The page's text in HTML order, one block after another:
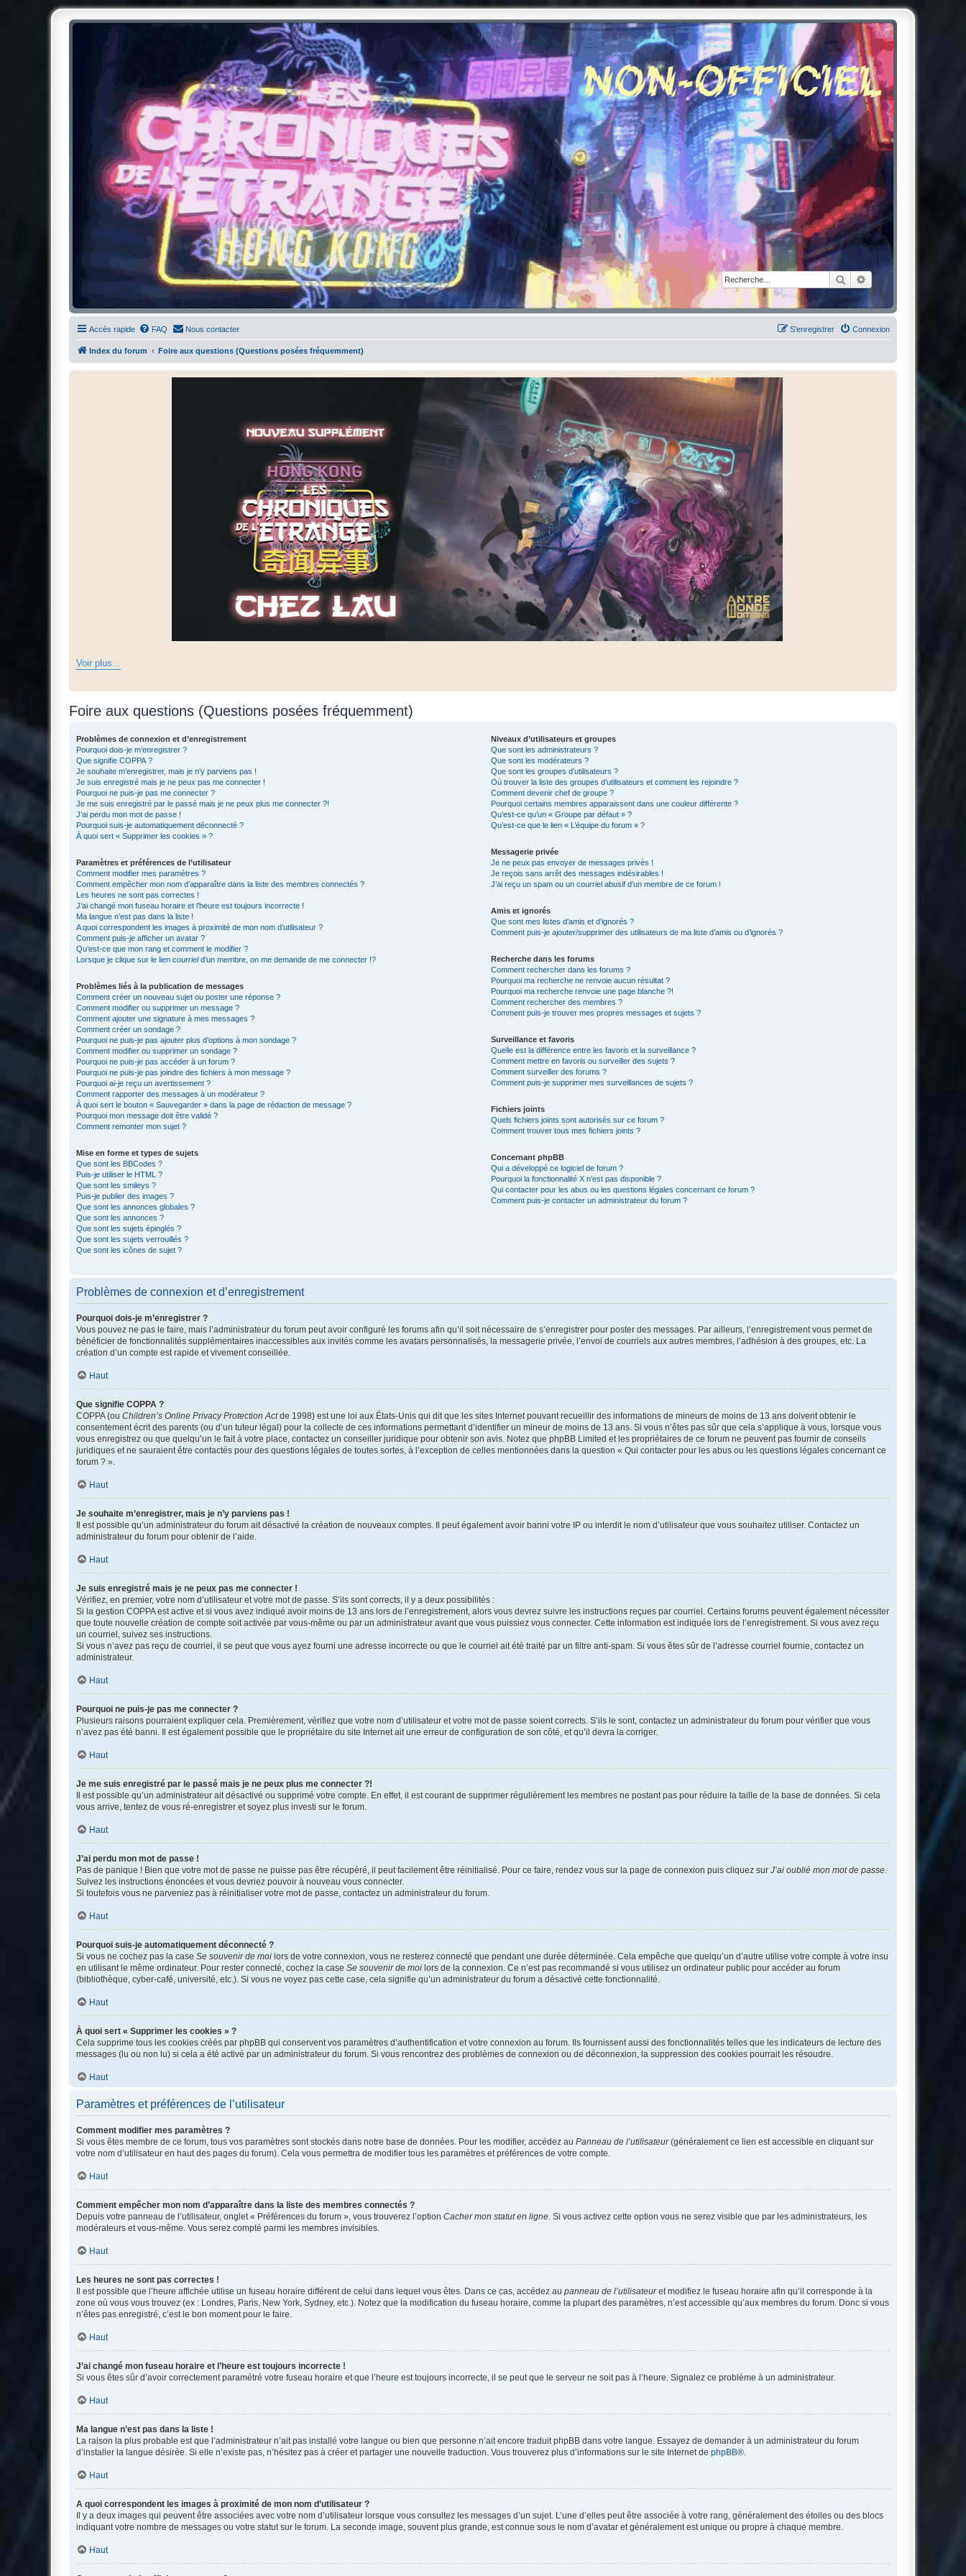
RechercherRecherche avancée
Chroniques de l'Étrange NO
Pour les amateurs des Chroniques de l'Étrange
Accès rapide FAQ Nous contacter Connexion
S’enregistrer
Index du forum Foire aux questions (Questions posées fréquemment)
Voir plus...
Foire aux questions (Questions posées fréquemment)
Problèmes de connexion et d’enregistrement
Pourquoi dois-je m’enregistrer ?
Que signifie COPPA ?
Je souhaite m’enregistrer, mais je n’y parviens pas !
Je suis enregistré mais je ne peux pas me connecter !
Pourquoi ne puis-je pas me connecter ?
Je me suis enregistré par le passé mais je ne peux plus me connecter ?!
J’ai perdu mon mot de passe !
Pourquoi suis-je automatiquement déconnecté ?
À quoi sert « Supprimer les cookies » ?
Paramètres et préférences de l’utilisateur
Comment modifier mes paramètres ?
Comment empêcher mon nom d’apparaître dans la liste des membres connectés ?
Les heures ne sont pas correctes !
J’ai changé mon fuseau horaire et l’heure est toujours incorrecte !
Ma langue n’est pas dans la liste !
A quoi correspondent les images à proximité de mon nom d’utilisateur ?
Comment puis-je afficher un avatar ?
Qu’est-ce que mon rang et comment le modifier ?
Lorsque je clique sur le lien courrield’un membre, on me demande de me connecter !?
Problèmes liés à la publication de messages
Comment créer un nouveau sujet ou poster une réponse ?
Comment modifier ou supprimer un message ?
Comment ajouter une signature à mes messages ?
Comment créer un sondage ?
Pourquoi ne puis-je pas ajouter plus d’options à mon sondage ?
Comment modifier ou supprimer un sondage ?
Pourquoi ne puis-je pas accéder à un forum ?
Pourquoi ne puis-je pas joindre des fichiers à mon message ?
Pourquoi ai-je reçu un avertissement ?
Comment rapporter des messages à un modérateur ?
À quoi sert le bouton « Sauvegarder » dans la page de rédaction de message ?
Pourquoi mon message doit être validé ?
Comment remonter mon sujet ?
Mise en forme et types de sujets
Que sont les BBCodes ?
Puis-je utiliser le HTML ?
Que sont les smileys ?
Puis-je publier des images ?
Que sont les annonces globales ?
Que sont les annonces ?
Que sont les sujets épinglés ?
Que sont les sujets verrouillés ?
Que sont les icônes de sujet ?
Niveaux d’utilisateurs et groupes
Que sont les administrateurs ?
Que sont les modérateurs ?
Que sont les groupes d’utilisateurs ?
Où trouver la liste des groupes d’utilisateurs et comment les rejoindre ?
Comment devenir chef de groupe ?
Pourquoi certains membres apparaissent dans une couleur différente ?
Qu’est-ce qu’un « Groupe par défaut » ?
Qu’est-ce que le lien « L’équipe du forum » ?
Messagerie privée
Je ne peux pas envoyer de messages privés !
Je reçois sans arrêt des messages indésirables !
J’ai reçu un spam ou un courriel abusif d’un membre de ce forum !
Amis et ignorés
Que sont mes listes d’amis et d’ignorés ?
Comment puis-je ajouter/supprimer des utilisateurs de ma liste d’amis ou d’ignorés ?
Recherche dans les forums
Comment rechercher dans les forums ?
Pourquoi ma recherche ne renvoie aucun résultat ?
Pourquoi ma recherche renvoie une page blanche ?!
Comment rechercher des membres ?
Comment puis-je trouver mes propres messages et sujets ?
Surveillance et favoris
Quelle est la différence entre les favoris et la surveillance ?
Comment mettre en favoris ou surveiller des sujets ?
Comment surveiller des forums ?
Comment puis-je supprimer mes surveillances de sujets ?
Fichiers joints
Quels fichiers joints sont autorisés sur ce forum ?
Comment trouver tous mes fichiers joints ?
Concernant phpBB
Qui a développé ce logiciel de forum ?
Pourquoi la fonctionnalité X n’est pas disponible ?
Qui contacter pour les abus ou les questions légales concernant ce forum ?
Comment puis-je contacter un administrateur du forum ?
Problèmes de connexion et d’enregistrement
Pourquoi dois-je m’enregistrer ?
Vous pouvez ne pas le faire, mais l’administrateur du forum peut avoir configuré les forums afin qu’il soit nécessaire de s’enregistrer pour poster des messages. Par ailleurs, l’enregistrement vous permet de
bénéficier de fonctionnalités supplémentaires inaccessibles aux invités comme les avatars personnalisés, la messagerie privée, l’envoi de courriels aux autres membres, l’adhésion à des groupes, etc. La
création d’un compte est rapide et vivement conseillée.
Haut
Que signifie COPPA ?
COPPA (ou Children’s Online Privacy Protection Actde 1998) est une loi aux États-Unis qui dit que les sites Internet pouvant recueillir des informations de mineurs de moins de 13 ans doivent obtenir le
consentement écrit des parents (ou d’un tuteur légal) pour la collecte de ces informations permettant d’identifier un mineur de moins de 13 ans. Si vous n’êtes pas sûr que cela s’applique à vous, lorsque vous
vous enregistrez ou que quelqu’un le fait à votre place, contactez un conseiller juridique pour obtenir son avis. Notez que phpBB Limited et les propriétaires de ce forum ne peuvent pas fournir de conseils
juridiques et ne sauraient être contactés pour des questions légales de toutes sortes, à l’exception de celles mentionnées dans la question « Qui contacter pour les abus ou les questions légales concernant ce
forum ? ».
Haut
Je souhaite m’enregistrer, mais je n’y parviens pas !
Il est possible qu’un administrateur du forum ait désactivé la création de nouveaux comptes. Il peut également avoir banni votre IP ou interdit le nom d’utilisateur que vous souhaitez utiliser. Contactez un
administrateur du forum pour obtenir de l’aide.
Haut
Je suis enregistré mais je ne peux pas me connecter !
Vérifiez, en premier, votre nom d’utilisateur et votre mot de passe. S’ils sont corrects, il y a deux possibilités :
Si la gestion COPPA est active et si vous avez indiqué avoir moins de 13 ans lors de l’enregistrement, alors vous devrez suivre les instructions reçues par courriel. Certains forums peuvent également nécessiter
que toute nouvelle création de compte soit activée par vous-même ou par un administrateur avant que vous puissiez vous connecter. Cette information est indiquée lors de l’enregistrement. Si vous avez reçu
un courriel, suivez ses instructions.
Si vous n’avez pas reçu de courriel, il se peut que vous ayez fourni une adresse incorrecte ou que le courriel ait été traité par un filtre anti-spam. Si vous êtes sûr de l’adresse courriel fournie, contactez un
administrateur.
Haut
Pourquoi ne puis-je pas me connecter ?
Plusieurs raisons pourraient expliquer cela. Premièrement, vérifiez que votre nom d’utilisateur et votre mot de passe soient corrects. S’ils le sont, contactez un administrateur du forum pour vérifier que vous
n’avez pas été banni. Il est également possible que le propriétaire du site Internet ait une erreur de configuration de son côté, et qu’il devra la corriger.
Haut
Je me suis enregistré par le passé mais je ne peux plus me connecter ?!
Il est possible qu’un administrateur ait désactivé ou supprimé votre compte. En effet, il est courant de supprimer régulièrement les membres ne postant pas pour réduire la taille de la base de données. Si cela
vous arrive, tentez de vous ré-enregistrer et soyez plus investi sur le forum.
Haut
J’ai perdu mon mot de passe !
Pas de panique ! Bien que votre mot de passe ne puisse pas être récupéré, il peut facilement être réinitialisé. Pour ce faire, rendez vous sur la page de connexion puis cliquez sur J’ai oublié mon mot de passe
Suivez les instructions énoncées et vous devriez pouvoir à nouveau vous connecter.
Si toutefois vous ne parveniez pas à réinitialiser votre mot de passe, contactez un administrateur du forum.
Haut
Pourquoi suis-je automatiquement déconnecté ?
Si vous ne cochez pas la case Se souvenir de moi lors de votre connexion, vous ne resterez connecté que pendant une durée déterminée. Cela empêche que quelqu’un d’autre utilise votre compte à votre insu
en utilisant le même ordinateur. Pour rester connecté, cochez la case Se souvenir de moi lors de la connexion. Ce n’est pas recommandé si vous utilisez un ordinateur public pour accéder au forum
(bibliothèque, cyber-café, université, etc.). Si vous ne voyez pas cette case, cela signifie qu’un administrateur du forum a désactivé cette fonctionnalité.
Haut
À quoi sert « Supprimer les cookies » ?
Cela supprime tous les cookies créés par phpBB qui conservent vos paramètres d’authentification et votre connexion au forum. Ils fournissent aussi des fonctionnalités telles que les indicateurs de lecture des
messages (lu ou non lu) si cela a été activé par un administrateur du forum. Si vous rencontrez des problèmes de connexion ou de déconnexion, la suppression des cookies pourrait les résoudre.
Haut
Paramètres et préférences de l’utilisateur
Comment modifier mes paramètres ?
Si vous êtes membre de ce forum, tous vos paramètres sont stockés dans notre base de données. Pour les modifier, accédez au Panneau de l’utilisateur(généralement ce lien est accessible en cliquant sur
votre nom d’utilisateur en haut des pages du forum). Cela vous permettra de modifier tous les paramètres et préférences de votre compte.
Haut
Comment empêcher mon nom d’apparaître dans la liste des membres connectés ?
Depuis votre panneau de l’utilisateur, onglet « Préférences du forum », vous trouverez l’option Cacher mon statut en ligne . Si vous activez cette option vous ne serez visible que par les administrateurs, les
modérateurs et vous-même. Vous serez compté parmi les membres invisibles.
Haut
Les heures ne sont pas correctes !
Il est possible que l’heure affichée utilise un fuseau horaire différent de celui dans lequel vous êtes. Dans ce cas, accédez au panneau de l’utilisateuret modifiez le fuseau horaire afin qu’il corresponde à la
zone où vous vous trouvez (ex : Londres, Paris, New York, Sydney, etc.). Notez que la modification du fuseau horaire, comme la plupart des paramètres, n’est accessible qu’aux membres du forum. Donc si vous
n’êtes pas enregistré, c’est le bon moment pour le faire.
Haut
J’ai changé mon fuseau horaire et l’heure est toujours incorrecte !
Si vous êtes sûr d’avoir correctement paramétré votre fuseau horaire et que l’heure est toujours incorrecte, il se peut que le serveur ne soit pas à l’heure. Signalez ce problème à un administrateur.
Haut
Ma langue n’est pas dans la liste !
La raison la plus probable est que l’administrateur n’ait pas installé votre langue ou bien que personne n’ait encore traduit phpBB dans votre langue. Essayez de demander à un administrateur du forum
d’installer la langue désirée. Si elle n’existe pas, n’hésitez pas à créer et partager une nouvelle traduction. Vous trouverez plus d’informations sur le site Internet de phpBB®.
Haut
A quoi correspondent les images à proximité de mon nom d’utilisateur ?
Il y a deux images qui peuvent être associées avec votre nom d’utilisateur lorsque vous consultez les messages d’un sujet. L’une d’elles peut être associée à votre rang, généralement des étoiles ou des blocs
indiquant votre nombre de messages ou votre statut sur le forum. La seconde image, souvent plus grande, est connue sous le nom d’avatar et généralement est unique ou propre à chaque membre.
Haut